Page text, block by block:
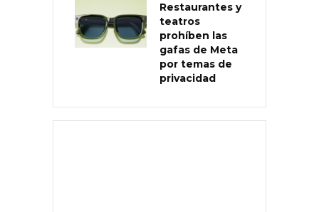
Restaurantes y
teatros
prohíben las
gafas de Meta
por temas de
privacidad